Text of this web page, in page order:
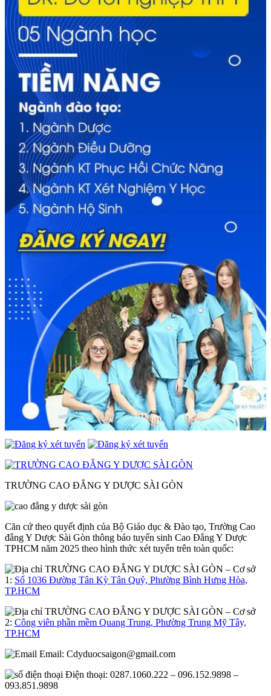
TRƯỜNG CAO ĐẲNG Y DƯỢC SÀI GÒN
Căn cứ theo quyết định của Bộ Giáo dục & Đào tạo, Trường Cao
đẳng Y Dược Sài Gòn thông báo tuyển sinh Cao Đẳng Y Dược
TPHCM năm 2025 theo hình thức xét tuyển trên toàn quốc:
– Cơ sở
1: Số 1036 Đường Tân Kỳ Tân Quý, Phường Bình Hưng Hòa,
TP.HCM
– Cơ sở
2: Công viên phần mềm Quang Trung, Phường Trung Mỹ Tây,
TP.HCM
Email: Cdyduocsaigon@gmail.com
Điện thoại: 0287.1060.222 – 096.152.9898 –
093.851.9898